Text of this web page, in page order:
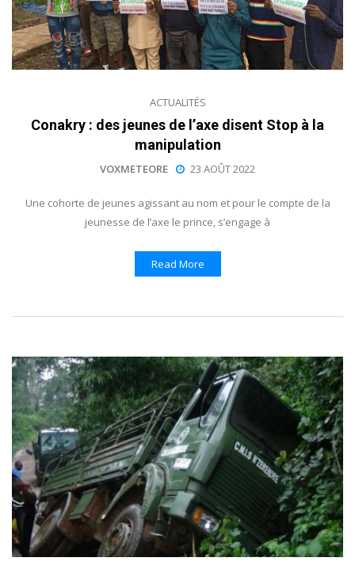
ACTUALITÉS
Conakry : des jeunes de l’axe disent Stop à la
manipulation
VOXMETEORE 23 AOÛT 2022
Une cohorte de jeunes agissant au nom et pour le compte de la
jeunesse de l’axe le prince, s’engage à
Read More